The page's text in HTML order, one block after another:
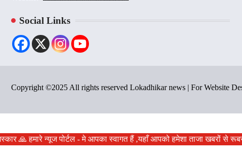
Social Links
Copyright ©2025 All rights reserved Lokadhikar news | For Website
🙏 हमारे न्यूज पोर्टल - मे आपका स्वागत हैं ,यहाँ आपको हमेशा ताजा खबरों से